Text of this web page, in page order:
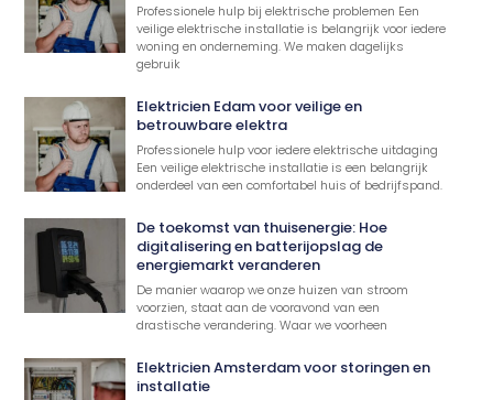
Professionele hulp bij elektrische problemen Een
veilige elektrische installatie is belangrijk voor iedere
woning en onderneming. We maken dagelijks
gebruik
Elektricien Edam voor veilige en
betrouwbare elektra
Professionele hulp voor iedere elektrische uitdaging
Een veilige elektrische installatie is een belangrijk
onderdeel van een comfortabel huis of bedrijfspand.
De toekomst van thuisenergie: Hoe
digitalisering en batterijopslag de
energiemarkt veranderen
De manier waarop we onze huizen van stroom
voorzien, staat aan de vooravond van een
drastische verandering. Waar we voorheen
Elektricien Amsterdam voor storingen en
installatie